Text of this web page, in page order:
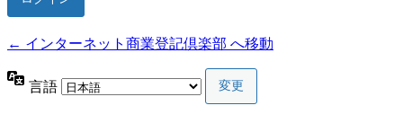
← インターネット商業登記倶楽部 へ移動
言語